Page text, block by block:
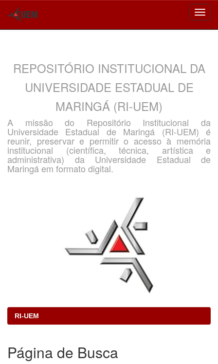
REPOSITÓRIO INSTITUCIONAL DA
UNIVERSIDADE ESTADUAL DE
MARINGÁ (RI-UEM)
A missão do Repositório Institucional da
Universidade Estadual de Maringá (RI-UEM) é
reunir, preservar e permitir o acesso à memória
institucional (científica, técnica, artística e
administrativa) da Universidade Estadual de
Maringá em formato digital.
RI-UEM
Página de Busca